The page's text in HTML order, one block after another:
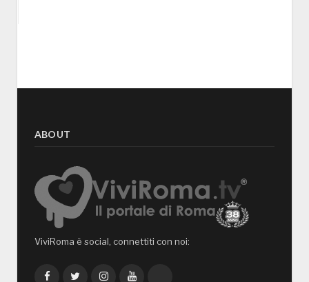
ABOUT
ViviRoma è social, connettiti con noi:
FacebookTwitterInstagramYouTube